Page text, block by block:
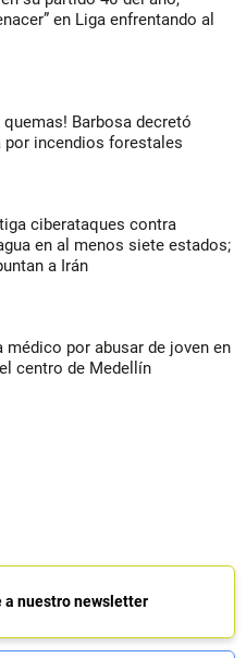
en Liga enfrentando al
quemas! Barbosa decretó
por incendios forestales
ciberataques contra
en al menos siete estados;
a Irán
médico por abusar de joven en
centro de Medellín
a nuestro newsletter